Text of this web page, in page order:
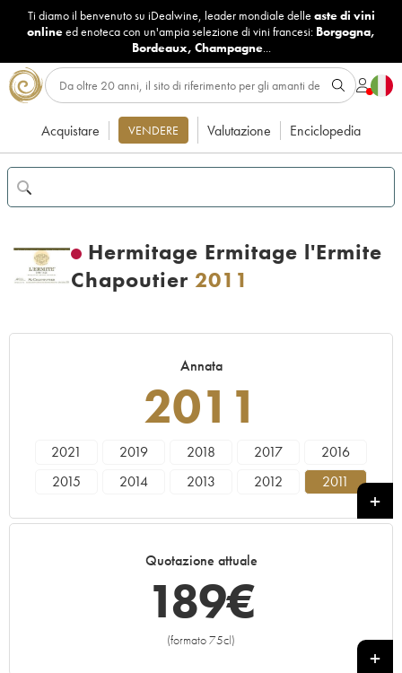
Ti diamo il benvenuto su iDealwine, leader mondiale delle aste di vini
onlineed enoteca con un'ampia selezione di vini francesi: Borgogna,
Bordeaux, Champagne...
Acquistare VENDERE Valutazione Enciclopedia
Hermitage Ermitage l'Ermite
Chapoutier 2011
Annata
2011
2021 2019 2018 2017
2016
2015
2014 2013 2012
2011
1999 1998 1997
Quotazione attuale
189€
(formato 75cl)
+